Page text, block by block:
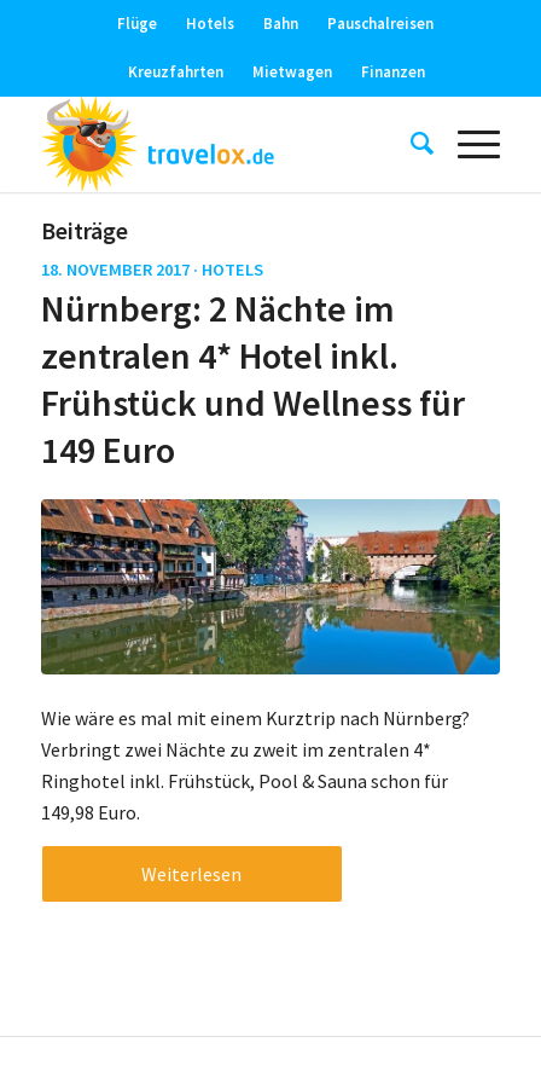
Flüge Hotels Bahn Pauschalreisen
Kreuzfahrten Mietwagen Finanzen
Beiträge
18. NOVEMBER 2017 · HOTELS
Nürnberg: 2 Nächte im
zentralen 4* Hotel inkl.
Frühstück und Wellness für
149 Euro
Wie wäre es mal mit einem Kurztrip nach Nürnberg?
Verbringt zwei Nächte zu zweit im zentralen 4*
Ringhotel inkl. Frühstück, Pool & Sauna schon für
149,98 Euro.
Weiterlesen